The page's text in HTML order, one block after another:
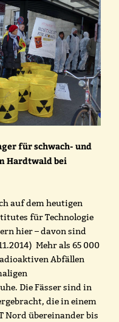
für schwach- und
Hardtwald bei
auf dem heutigen
für Technologie
hier – davon sind
Mehr als 65 000
Abfällen
Die Fässer sind in
die in einem
Nord übereinander bis